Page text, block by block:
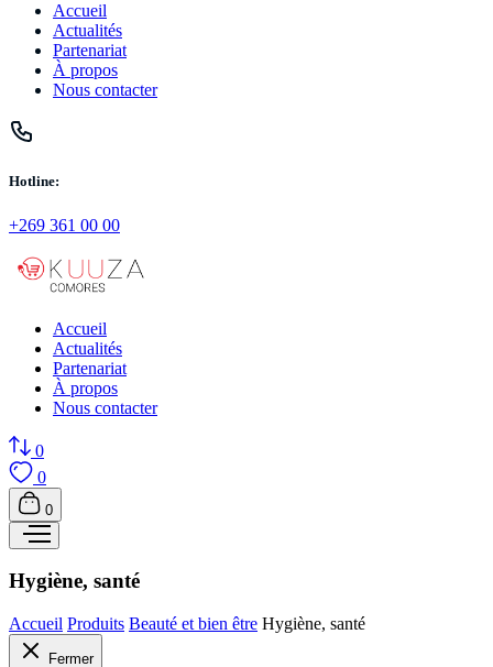
Accueil
Actualités
Partenariat
À propos
Nous contacter
Hotline:
+269 361 00 00
Accueil
Actualités
Partenariat
À propos
Nous contacter
0
0
0
Hygiène, santé
Accueil Produits Beauté et bien être Hygiène, santé
Fermer